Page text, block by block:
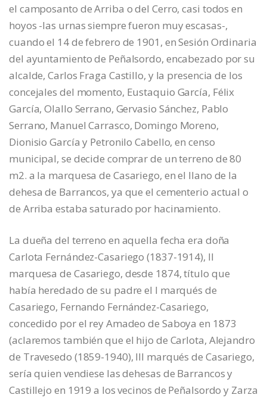
el camposanto de Arriba o del Cerro, casi todos en
hoyos -las urnas siempre fueron muy escasas-,
cuando el 14 de febrero de 1901, en Sesión Ordinaria
del ayuntamiento de Peñalsordo, encabezado por su
alcalde, Carlos Fraga Castillo, y la presencia de los
concejales del momento, Eustaquio García, Félix
García, Olallo Serrano, Gervasio Sánchez, Pablo
Serrano, Manuel Carrasco, Domingo Moreno,
Dionisio García y Petronilo Cabello, en censo
municipal, se decide comprar de un terreno de 80
m2. a la marquesa de Casariego, en el llano de la
dehesa de Barrancos, ya que el cementerio actual o
de Arriba estaba saturado por hacinamiento.
La dueña del terreno en aquella fecha era doña
Carlota Fernández-Casariego (1837-1914), II
marquesa de Casariego, desde 1874, título que
había heredado de su padre el I marqués de
Casariego, Fernando Fernández-Casariego,
concedido por el rey Amadeo de Saboya en 1873
(aclaremos también que el hijo de Carlota, Alejandro
de Travesedo (1859-1940), III marqués de Casariego,
sería quien vendiese las dehesas de Barrancos y
Castillejo en 1919 a los vecinos de Peñalsordo y Zarza